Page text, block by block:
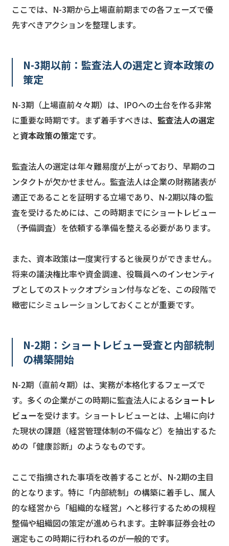
ここでは、N-3期から上場直前期までの各フェーズで優
先すべきアクションを整理します。
N-3期以前：監査法人の選定と資本政策の
策定
N-3期（上場直前々々期）は、IPOへの土台を作る非常
に重要な時期です。まず着手すべきは、 監査法人の選定
と資本政策の策定です。
監査法人の選定は年々難易度が上がっており、早期のコ
ンタクトが欠かせません。監査法人は企業の財務諸表が
適正であることを証明する立場であり、N-2期以降の監
査を受けるためには、この時期までにショートレビュー
（予備調査）を依頼する準備を整える必要があります。
また、資本政策は一度実行すると後戻りができません。
将来の議決権比率や資金調達、役職員へのインセンティ
ブとしてのストックオプション付与などを、この段階で
緻密にシミュレーションしておくことが重要です。
N-2期：ショートレビュー受査と内部統制
の構築開始
N-2期（直前々期）は、実務が本格化するフェーズで
す。多くの企業がこの時期に監査法人によるショートレ
ビューを受けます。ショートレビューとは、上場に向け
た現状の課題（経営管理体制の不備など）を抽出するた
めの「健康診断」のようなものです。
ここで指摘された事項を改善することが、N-2期の主目
的となります。特に「内部統制」の構築に着手し、属人
的な経営から「組織的な経営」へと移行するための規程
整備や組織図の策定が進められます。主幹事証券会社の
選定もこの時期に行われるのが一般的です。